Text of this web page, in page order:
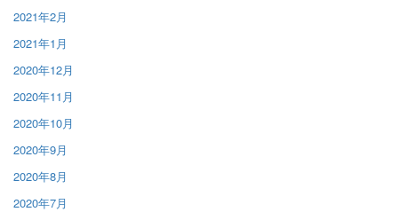
2021年2月
2021年1月
2020年12月
2020年11月
2020年10月
2020年9月
2020年8月
2020年7月